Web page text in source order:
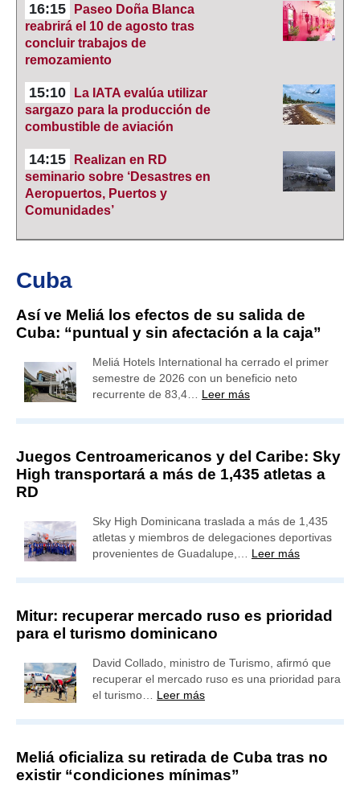
16:15
Paseo Doña Blanca
reabrirá el 10 de agosto tras
concluir trabajos de
remozamiento
15:10
La IATA evalúa utilizar
sargazo para la producción de
combustible de aviación
14:15
Realizan en RD
seminario sobre ‘Desastres en
Aeropuertos, Puertos y
Comunidades’
Cuba
Así ve Meliá los efectos de su salida de
Cuba: “puntual y sin afectación a la caja”
Meliá Hotels International ha cerrado el primer
semestre de 2026 con un beneficio neto
recurrente de 83,4… Leer más
Juegos Centroamericanos y del Caribe: Sky
High transportará a más de 1,435 atletas a
RD
Sky High Dominicana traslada a más de 1,435
atletas y miembros de delegaciones deportivas
provenientes de Guadalupe,… Leer más
Mitur: recuperar mercado ruso es prioridad
para el turismo dominicano
David Collado, ministro de Turismo, afirmó que
recuperar el mercado ruso es una prioridad para
el turismo… Leer más
Meliá oficializa su retirada de Cuba tras no
existir “condiciones mínimas”